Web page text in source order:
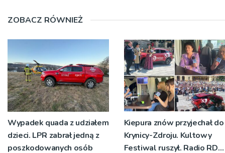
ZOBACZ RÓWNIEŻ
Wypadek quada z udziałem
dzieci. LPR zabrał jedną z
poszkodowanych osób
Kiepura znów przyjechał do
Krynicy-Zdroju. Kultowy
Festiwal ruszył. Radio RDN